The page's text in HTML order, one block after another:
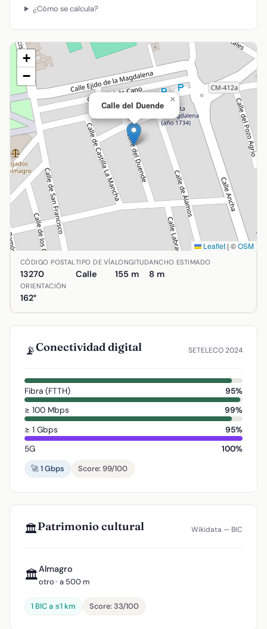
¿Cómo se calcula?
Calle del Duende
×
+
−
Leaflet | ©OSM
Ubicación de Calle del Duende en Almagro, Ciudad
CÓDIGO POSTAL
13270
TIPO DE VÍA
Calle
LONGITUD
155 m
ANCHO ESTIMADO
8 m
ORIENTACIÓN
162°
📡Conectividad digital SETELECO 2024
Fibra (FTTH)
95%
≥ 100 Mbps
99%
≥ 1 Gbps
95%
5G
100%
🚀 1 Gbps
Score: 99/100
🏛️Patrimonio cultural Wikidata — BIC
🏛️Almagro
otro · a 500 m
1 BIC a ≤1 km Score: 33/100